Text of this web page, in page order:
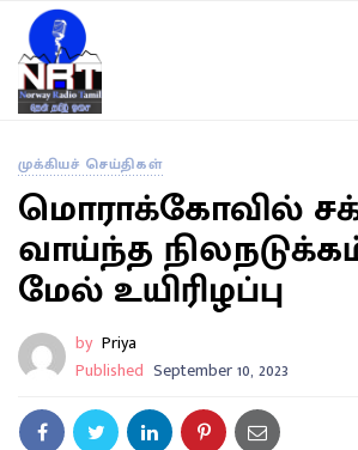
முக்கியச் செய்திகள்
மொராக்கோவில்
வாய்ந்த நிலநடுக்கம்
மேல் உயிரிழப்பு
by Priya
Published September 10, 2023